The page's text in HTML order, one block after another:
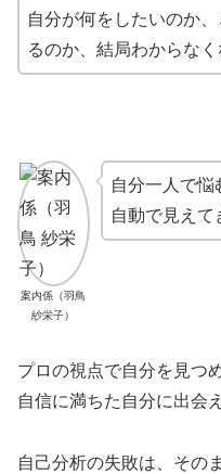
自分が何をしたいのか
るのか、結局わからな
案内係（羽鳥
紗栄子）
自分一人で悩
自動で見えて
プロの視点で自分を見つ
自信に満ちた自分に出会
自己分析の失敗は、その